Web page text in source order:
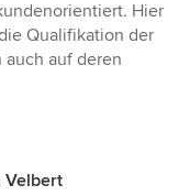
Hier
Qualifikation der
auch auf deren
Velbert